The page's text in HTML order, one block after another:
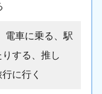
電車に乗る、駅
する、推し
に行く